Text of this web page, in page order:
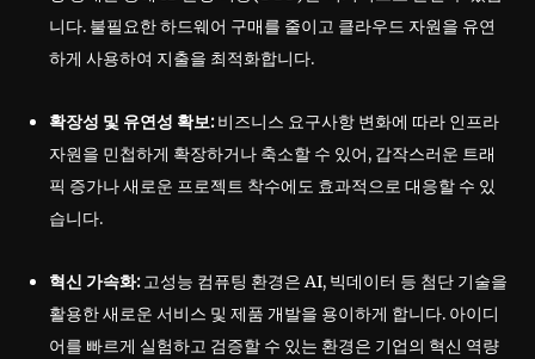
니다. 불필요한 하드웨어 구매를 줄이고 클라우드 자원을 유연
하게 사용하여 지출을 최적화합니다.
확장성 및 유연성 확보:비즈니스 요구사항 변화에 따라 인프라
자원을 민첩하게 확장하거나 축소할 수 있어, 갑작스러운 트래
픽 증가나 새로운 프로젝트 착수에도 효과적으로 대응할 수 있
습니다.
혁신 가속화:고성능 컴퓨팅 환경은 AI, 빅데이터 등 첨단 기술을
활용한 새로운 서비스 및 제품 개발을 용이하게 합니다. 아이디
어를 빠르게 실험하고 검증할 수 있는 환경은 기업의 혁신 역량